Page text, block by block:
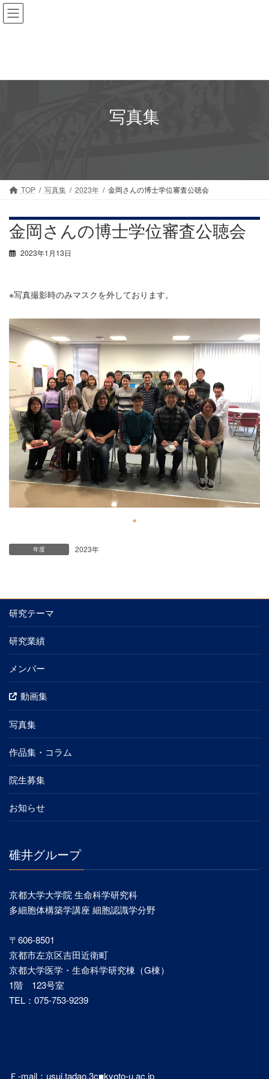
コ
ン
ス
ナ
ビ
ン
写真集
TOP 写真集 2023年 金岡さんの博士学位審査公聴会
金岡さんの博士学位審査公聴会
2023年1月13日
※写真撮影時のみマスクを外しております。
年度 2023年
研究テーマ
研究業績
メンバー
動画集
写真集
作品集・コラム
院生募集
お知らせ
碓井グループ
京都大学大学院 生命科学研究科
多細胞体構築学講座 細胞認識学分野
〒606-8501
京都市左京区吉田近衛町
京都大学医学・生命科学研究棟（G棟）
1階 123号室
TEL：075-753-9239
Ｅ-mail：usui.tadao.3c■kyoto-u.ac.jp